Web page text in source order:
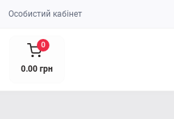
Особистий кабінет
0
0.00 грн